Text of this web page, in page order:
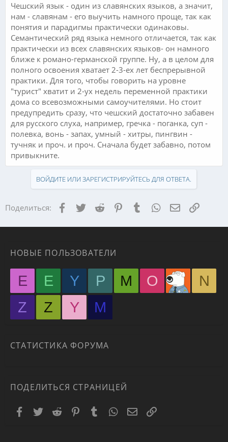
Чешский язык - один из славянских языков, а значит,
нам - славянам - его выучить намного проще, так как
понятия и парадигмы практически одинаковы.
Семантический ряд языка немного отличается, так как
практически из всех славянских языков- он намного
ближе к романо-германской группе. Ну, а в целом для
полного освоения хватает 2-3-ех лет беспрерывной
практики. Для того, чтобы говорить на уровне
"турист" хватит и 2-ух недель переменной практики
дома со всевозможными самоучителями. Но стоит
предупредить сразу, что чешский достаточно забавен
для русского слуха, например, гречка - поганка, суп -
полевка, вонь - запах, умный - хитры, пингвин -
тучняк и проч. и проч. Сначала будет забавно, потом
привыкните.
ВОЙДИТЕ ИЛИ ЗАРЕГИСТРИРУЙТЕСЬ ДЛЯ ОТВЕТА.
Поделиться: Facebook
TwitterReddit PinterestTumblr WhatsApp Ссылка
НОВЫЕ ПОЛЬЗОВАТЕЛИ
E E Y P M O
N
Z
Z Y М
СТАТИСТИКА ФОРУМА
ПОДЕЛИТЬСЯ СТРАНИЦЕЙ
Facebook
TwitterReddit PinterestTumblrWhatsAppЭлектронная почта
Ссылка